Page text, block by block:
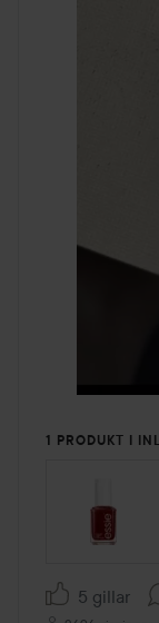
1 PRODUKT I
5 gillar